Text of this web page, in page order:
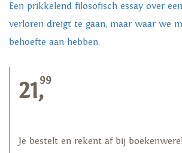
Een prikkelend filosofisch essay over
verloren dreigt te gaan, maar waar we
behoefte aan hebben.
21,99
Je bestelt en rekent af bij